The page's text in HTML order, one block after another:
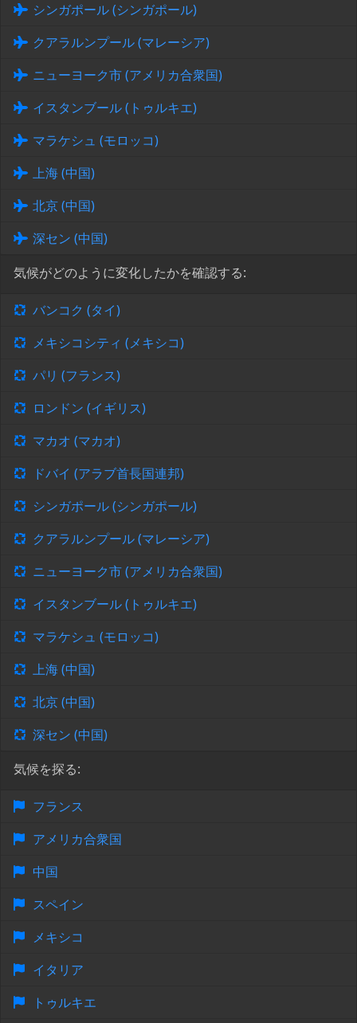
シンガポール (シンガポール)
クアラルンプール (マレーシア)
ニューヨーク市 (アメリカ合衆国)
イスタンブール (トゥルキエ)
マラケシュ (モロッコ)
上海 (中国)
北京 (中国)
深セン (中国)
気候がどのように変化したかを確認する:
バンコク (タイ)
メキシコシティ (メキシコ)
パリ (フランス)
ロンドン (イギリス)
マカオ (マカオ)
ドバイ (アラブ首長国連邦)
シンガポール (シンガポール)
クアラルンプール (マレーシア)
ニューヨーク市 (アメリカ合衆国)
イスタンブール (トゥルキエ)
マラケシュ (モロッコ)
上海 (中国)
北京 (中国)
深セン (中国)
気候を探る:
フランス
アメリカ合衆国
中国
スペイン
メキシコ
イタリア
トゥルキエ